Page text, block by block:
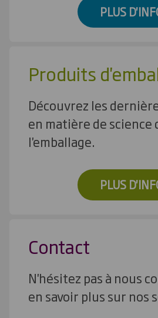
PLUS
Produits
Découvrez les
en matière de science
l'emballage.
PLUS
Contact
N'hésitez pas à nous
en savoir plus sur nos